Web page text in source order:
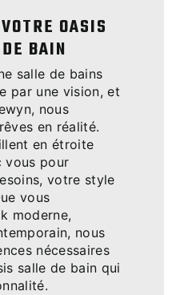
OASIS
BAIN
salle de bains
par une vision, et
nous
en réalité.
en étroite
vous pour
votre style
vous
moderne,
nous
nécessaires
salle de bain qui